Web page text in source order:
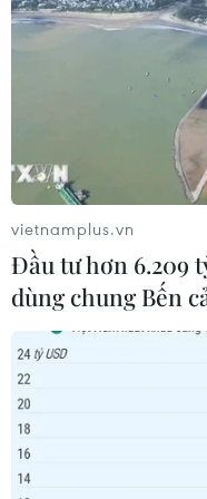
Đức điều tra vụ
xuất hiện tại sân bay
Bất ổn địa chính trị
trưởng Eurozone
05/08/2026 22:59
trí các chỉ huy tại
vietnamplus.vn
Đầu tư hơn 6.209
dùng chung Bến